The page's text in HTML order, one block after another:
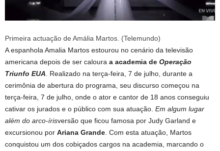
Primeira actuação de Amália Martos. (Telemundo)
A espanhola Amalia Martos estourou no cenário da televisão
americana depois de ser caloura a academia de Operação
Triunfo EUA . Realizado na terça-feira, 7 de julho, durante a
cerimônia de abertura do programa, seu discurso começou na
terça-feira, 7 de julho, onde o ator e cantor de 18 anos conseguiu
cativar os jurados e o público com sua atuação. Em algum lugar
além do arco-írisversão que ficou famosa por Judy Garland e
excursionou por Ariana Grande . Com esta atuação, Martos
conquistou um dos cobiçados cargos na academia, marcando o